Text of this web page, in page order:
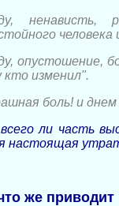
ненависть,
опустошение,
изменил".
боль! и днем
ли часть
настоящая
же